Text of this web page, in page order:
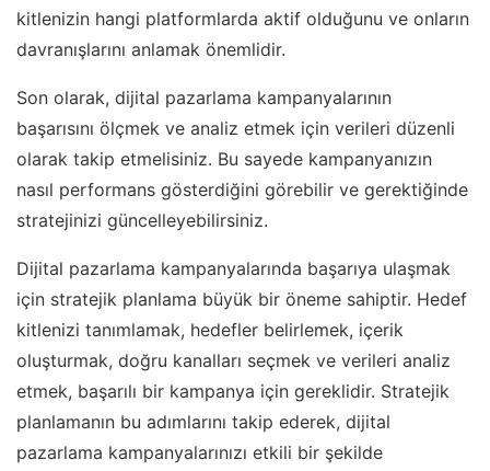
kitlenizin hangi platformlarda aktif olduğunu ve onların
davranışlarını anlamak önemlidir.
Son olarak, dijital pazarlama kampanyalarının
başarısını ölçmek ve analiz etmek için verileri düzenli
olarak takip etmelisiniz. Bu sayede kampanyanızın
nasıl performans gösterdiğini görebilir ve gerektiğinde
stratejinizi güncelleyebilirsiniz.
Dijital pazarlama kampanyalarında başarıya ulaşmak
için stratejik planlama büyük bir öneme sahiptir. Hedef
kitlenizi tanımlamak, hedefler belirlemek, içerik
oluşturmak, doğru kanalları seçmek ve verileri analiz
etmek, başarılı bir kampanya için gereklidir. Stratejik
planlamanın bu adımlarını takip ederek, dijital
pazarlama kampanyalarınızı etkili bir şekilde